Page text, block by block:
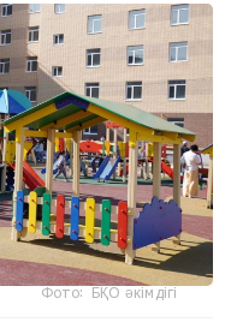
Фото: БҚО әкімдігі